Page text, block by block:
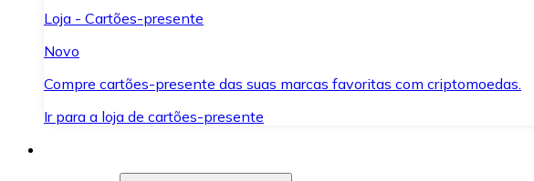
Loja - Cartões-presente
Novo
Compre cartões-presente das suas marcas favoritas com criptomoedas.
Ir para a loja de cartões-presente